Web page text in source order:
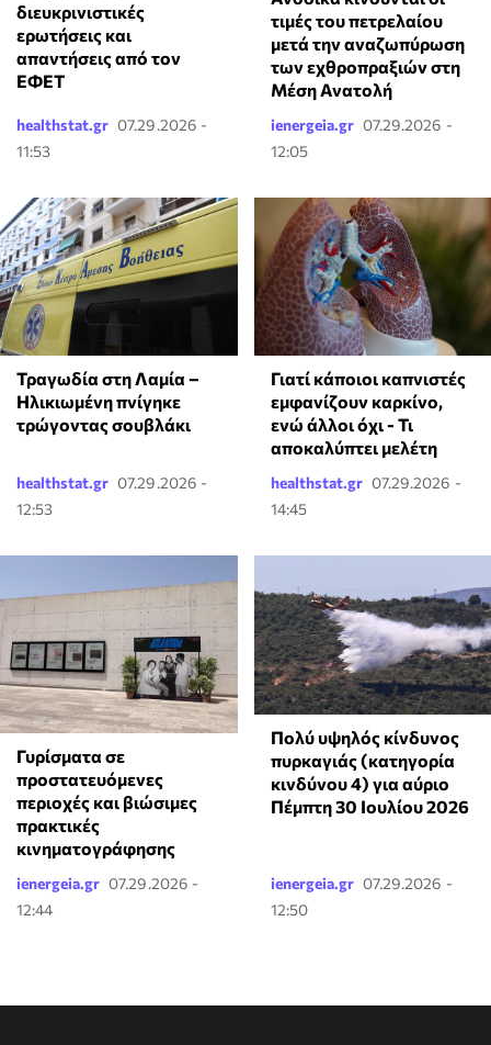
διευκρινιστικές
ερωτήσεις και
απαντήσεις από τον
ΕΦΕΤ
healthstat.gr 07.29.2026 -
11:53
τιμές του πετρελαίου
μετά την αναζωπύρωση
των εχθροπραξιών στη
Μέση Ανατολή
ienergeia.gr 07.29.2026 -
12:05
Τραγωδία στη Λαμία –
Ηλικιωμένη πνίγηκε
τρώγοντας σουβλάκι
healthstat.gr 07.29.2026 -
12:53
Γιατί κάποιοι καπνιστές
εμφανίζουν καρκίνο,
ενώ άλλοι όχι - Τι
αποκαλύπτει μελέτη
healthstat.gr 07.29.2026 -
14:45
Γυρίσματα σε
προστατευόμενες
περιοχές και βιώσιμες
πρακτικές
κινηματογράφησης
ienergeia.gr 07.29.2026 -
12:44
Πολύ υψηλός κίνδυνος
πυρκαγιάς (κατηγορία
κινδύνου 4) για αύριο
Πέμπτη 30 Ιουλίου 2026
ienergeia.gr 07.29.2026 -
12:50